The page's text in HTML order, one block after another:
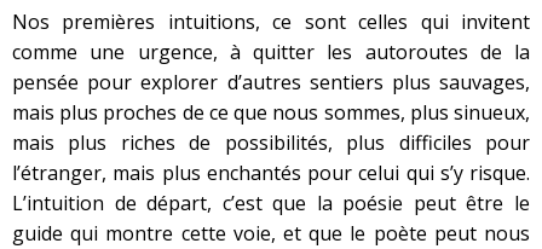
Nos premières intuitions, ce sont celles qui invitent
comme une urgence, à quitter les autoroutes de la
pensée pour explorer d’autres sentiers plus sauvages,
mais plus proches de ce que nous sommes, plus sinueux,
mais plus riches de possibilités, plus difficiles pour
l’étranger, mais plus enchantés pour celui qui s’y risque.
L’intuition de départ, c’est que la poésie peut être le
guide qui montre cette voie, et que le poète peut nous